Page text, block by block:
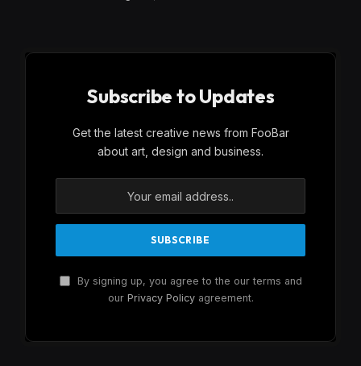
Subscribe to Updates
Get the latest creative news from FooBar
about art, design and business.
By signing up, you agree to the our terms and
our Privacy Policyagreement.